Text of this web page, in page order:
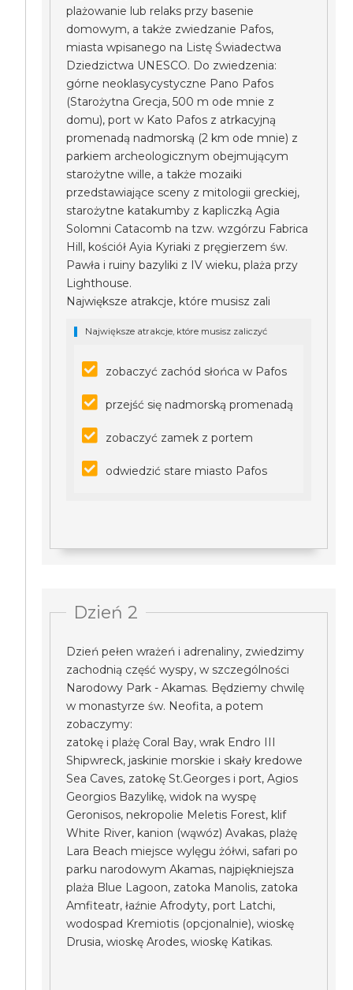
plażowanie lub relaks przy basenie
domowym, a także zwiedzanie Pafos,
miasta wpisanego na Listę Świadectwa
Dziedzictwa UNESCO. Do zwiedzenia:
górne neoklasycystyczne Pano Pafos
(Starożytna Grecja, 500 m ode mnie z
domu), port w Kato Pafos z atrkacyjną
promenadą nadmorską (2 km ode mnie) z
parkiem archeologicznym obejmującym
starożytne wille, a także mozaiki
przedstawiające sceny z mitologii greckiej,
starożytne katakumby z kapliczką Agia
Solomni Catacomb na tzw. wzgórzu Fabrica
Hill, kościół Ayia Kyriaki z pręgierzem św.
Pawła i ruiny bazyliki z IV wieku, plaża przy
Lighthouse.
Największe atrakcje, które musisz zali
Największe atrakcje, które musisz zaliczyć
zobaczyć zachód słońca w Pafos
przejść się nadmorską promenadą
zobaczyć zamek z portem
odwiedzić stare miasto Pafos
Dzień 2
Dzień pełen wrażeń i adrenaliny, zwiedzimy
zachodnią część wyspy, w szczególności
Narodowy Park - Akamas. Będziemy chwilę
w monastyrze św. Neofita, a potem
zobaczymy:
zatokę i plażę Coral Bay, wrak Endro III
Shipwreck, jaskinie morskie i skały kredowe
Sea Caves, zatokę St.Georges i port, Agios
Georgios Bazylikę, widok na wyspę
Geronisos, nekropolie Meletis Forest, klif
White River, kanion (wąwóz) Avakas, plażę
Lara Beach miejsce wylęgu żółwi, safari po
parku narodowym Akamas, najpiękniejsza
plaża Blue Lagoon, zatoka Manolis, zatoka
Amfiteatr, łaźnie Afrodyty, port Latchi,
wodospad Kremiotis (opcjonalnie), wioskę
Drusia, wioskę Arodes, wioskę Katikas.